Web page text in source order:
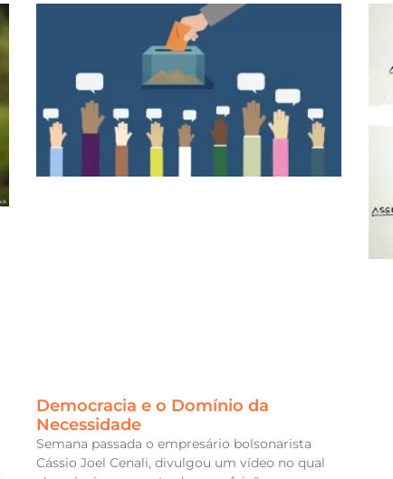
Democracia e o Domínio da
Necessidade
Semana passada o empresário bolsonarista
Cássio Joel Cenali, divulgou um vídeo no qual